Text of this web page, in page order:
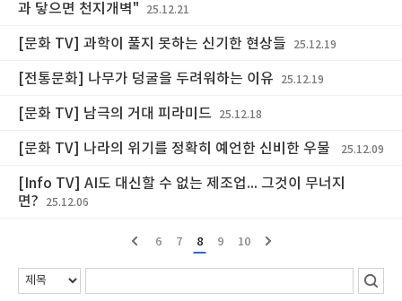
과 닿으면 천지개벽"
25.12.21
[문화 TV] 과학이 풀지 못하는 신기한 현상들 25.12.19
[전통문화] 나무가 덩굴을 두려워하는 이유 25.12.19
[문화 TV] 남극의 거대 피라미드 25.12.18
[문화 TV] 나라의 위기를 정확히 예언한 신비한 우물 25.12.09
[Info TV] AI도 대신할 수 없는 제조업... 그것이 무너지
면?
25.12.06
6 7 8 9 10